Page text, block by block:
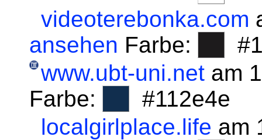
videoterebonka.com
ansehen Farbe:
www.ubt-uni.net am
Farbe:
#112e4e
localgirlplace.life am